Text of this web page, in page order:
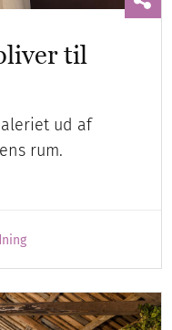
til
ud af
rum.